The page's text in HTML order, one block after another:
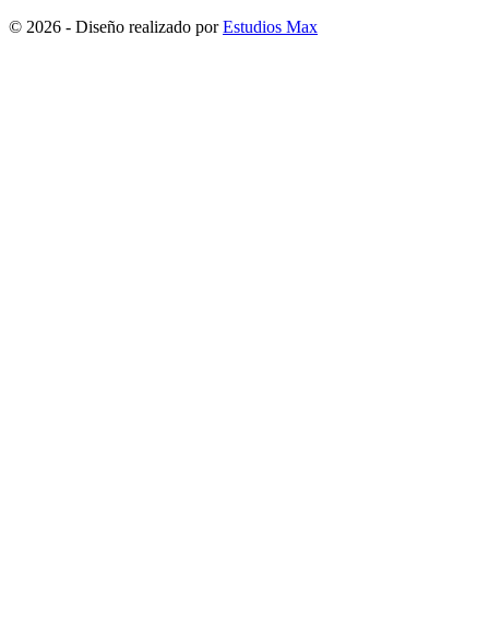
© 2026 - Diseño realizado porEstudios Max